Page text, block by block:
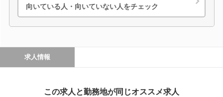
向いている人・向いていない人をチェック
求人情報
この求人と勤務地が同じオススメ求人